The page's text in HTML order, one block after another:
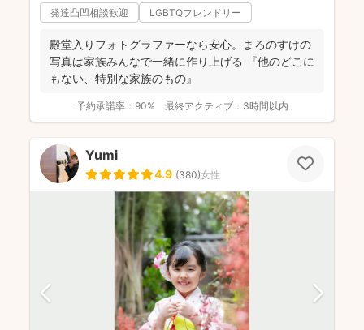
発達凸凹相談歓迎 LGBTQフレンドリー
殿堂入りフォトグラファーなら安心。まろのすけの
写真は家族みんなで一緒に作り上げる 『他のどこに
もない、特別な家族のもの』
予約承諾率： 90% 最終アクティブ： 3時間以内
Yumi
4.9 (380)女性